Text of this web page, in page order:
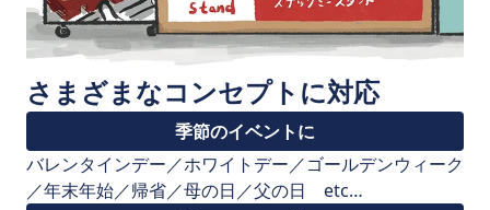
さまざまなコンセプトに対応
季節のイベントに
バレンタインデー／ホワイトデー／ゴールデンウィーク
／年末年始／帰省／母の日／父の日 etc…